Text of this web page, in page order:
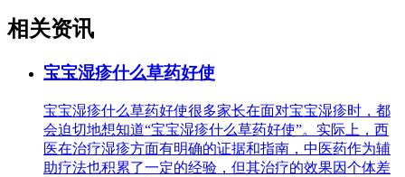
相关资讯
宝宝湿疹什么草药好使
宝宝湿疹什么草药好使很多家长在面对宝宝湿疹时，都
会迫切地想知道“宝宝湿疹什么草药好使”。实际上，西
医在治疗湿疹方面有明确的证据和指南，中医药作为辅
助疗法也积累了一定的经验，但其治疗的效果因个体差